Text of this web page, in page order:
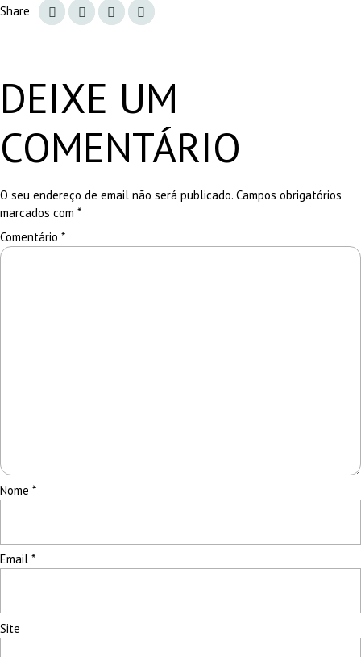
Share
DEIXE UM
COMENTÁRIO
O seu endereço de email não será publicado. Campos obrigatórios
marcados com *
Comentário *
Nome *
Email *
Site